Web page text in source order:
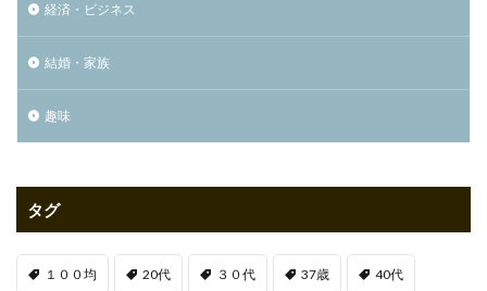
経済・ビジネス
結婚・家族
趣味
タグ
１００均 20代 ３０代 37歳 40代